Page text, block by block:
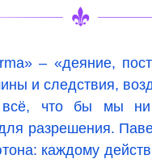
» – «деяние,
и следствия,
всё, что бы мы
разрешения.
каждому